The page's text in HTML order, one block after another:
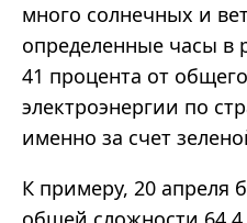
много солнечных и
определенные часы в
41 процента от
электроэнергии по
именно за счет
К примеру, 20 апреля